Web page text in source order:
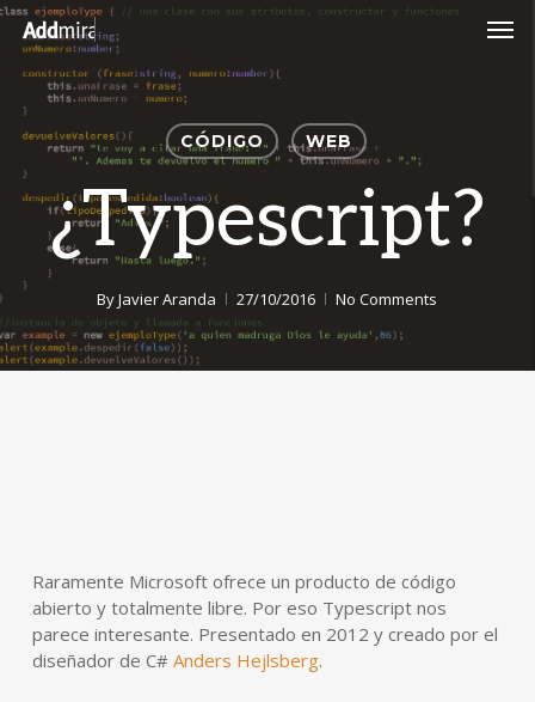
Skip
content
CÓDIGO WEB
¿Typescript?
ByJavier Aranda 27/10/2016 No Comments
Raramente Microsoft ofrece un producto de código
abierto y totalmente libre. Por eso Typescript nos
parece interesante. Presentado en 2012 y creado por el
diseñador de C# Anders Hejlsberg.